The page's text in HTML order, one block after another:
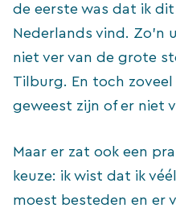
de eerste was dat ik
Nederlands vind. Zo’n
niet ver van de grote
Tilburg. En toch
geweest zijn of er niet
Maar er zat ook een
keuze: ik wist dat ik
moest besteden en er